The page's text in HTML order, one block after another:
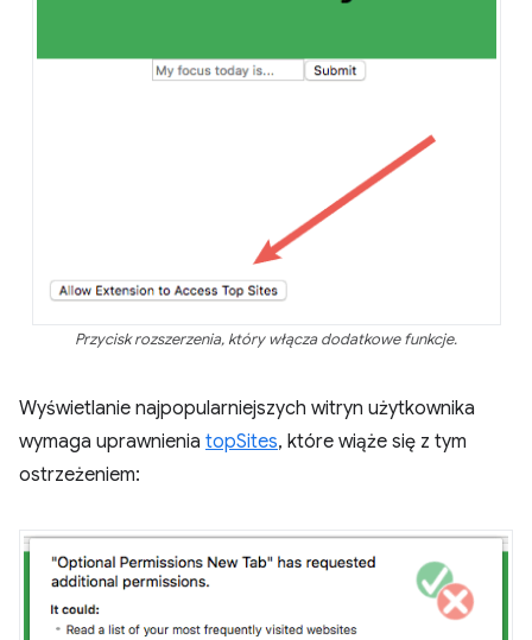
Przycisk rozszerzenia, który włącza dodatkowe funkcje.
Wyświetlanie najpopularniejszych witryn użytkownika
wymaga uprawnienia topSites, które wiąże się z tym
ostrzeżeniem: